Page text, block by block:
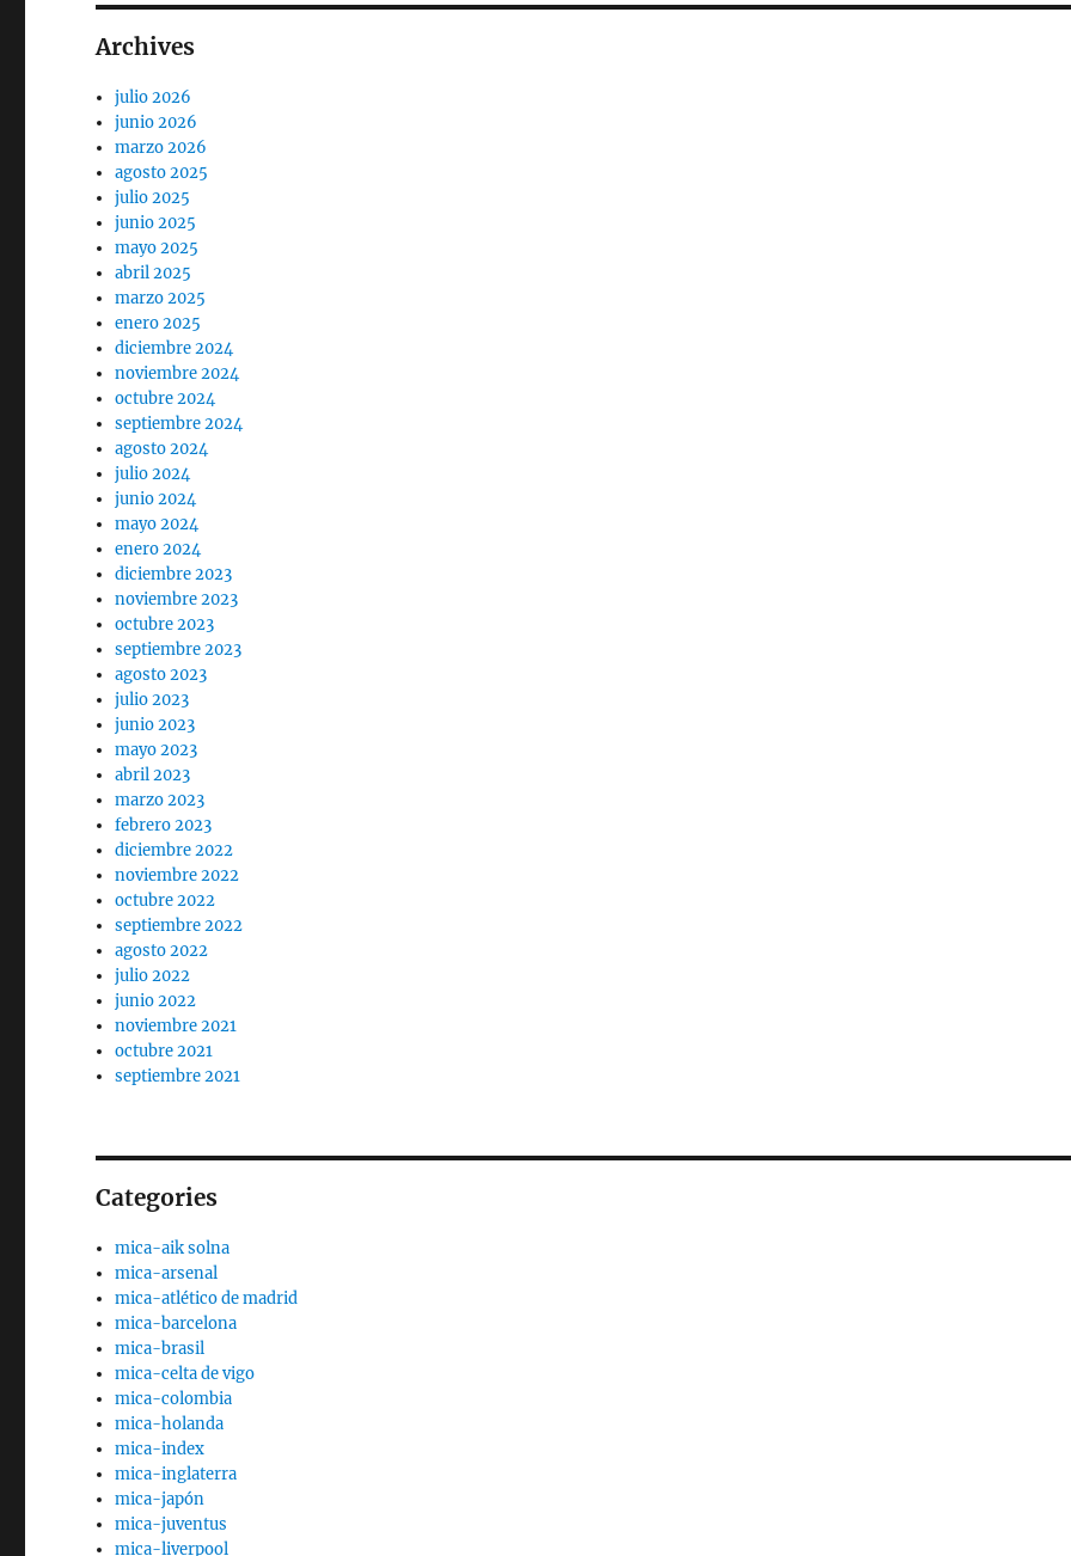
Archives
julio 2026
junio 2026
marzo 2026
agosto 2025
julio 2025
junio 2025
mayo 2025
abril 2025
marzo 2025
enero 2025
diciembre 2024
noviembre 2024
octubre 2024
septiembre 2024
agosto 2024
julio 2024
junio 2024
mayo 2024
enero 2024
diciembre 2023
noviembre 2023
octubre 2023
septiembre 2023
agosto 2023
julio 2023
junio 2023
mayo 2023
abril 2023
marzo 2023
febrero 2023
diciembre 2022
noviembre 2022
octubre 2022
septiembre 2022
agosto 2022
julio 2022
junio 2022
noviembre 2021
octubre 2021
septiembre 2021
Categories
mica-aik solna
mica-arsenal
mica-atlético de madrid
mica-barcelona
mica-brasil
mica-celta de vigo
mica-colombia
mica-holanda
mica-index
mica-inglaterra
mica-japón
mica-juventus
mica-liverpool